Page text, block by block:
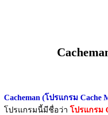
Cacheman (โปรแกรม Cache
โปรแกรมนี้มีชื่อว่า โปรแกรม